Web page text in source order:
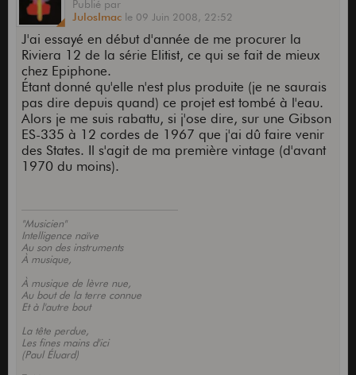
Publié par
JulosImac le 09 Juin 2008, 22:52
J'ai essayé en début d'année de me procurer la
Riviera 12 de la série Elitist, ce qui se fait de mieux
chez Epiphone.
Étant donné qu'elle n'est plus produite (je ne saurais
pas dire depuis quand) ce projet est tombé à l'eau.
Alors je me suis rabattu, si j'ose dire, sur une Gibson
ES-335 à 12 cordes de 1967 que j'ai dû faire venir
des States. Il s'agit de ma première vintage (d'avant
1970 du moins).
"Musicien"
Intelligence naïve
Au son des instruments
À musique,
À musique de lèvre nue,
Au bout de la terre connue
Et à l'autre bout
La tête perdue,
Les fines mains d'ici
(Paul Éluard)